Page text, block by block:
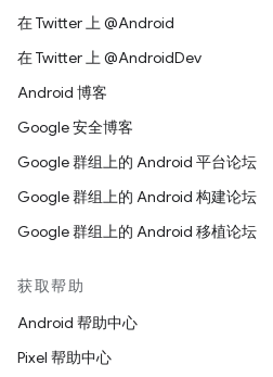
在 Twitter 上 @Android
在 Twitter 上 @AndroidDev
Android 博客
Google 安全博客
Google 群组上的 Android 平台论坛
Google 群组上的 Android 构建论坛
Google 群组上的 Android 移植论坛
获取帮助
Android 帮助中心
Pixel 帮助中心